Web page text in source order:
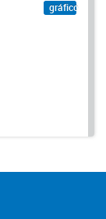
gráfico